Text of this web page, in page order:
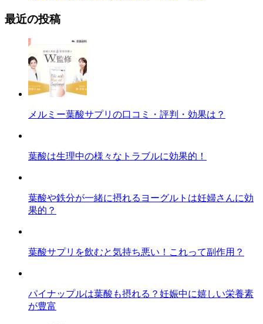
最近の投稿
メルミー葉酸サプリの口コミ・評判・効果は？
葉酸は生理中の様々なトラブルに効果的！
葉酸や鉄分が一緒に摂れるヨーグルトは妊婦さんに効
果的？
葉酸サプリを飲むと気持ち悪い！これって副作用？
パイナップルは葉酸も摂れる？妊娠中に嬉しい栄養素
が豊富